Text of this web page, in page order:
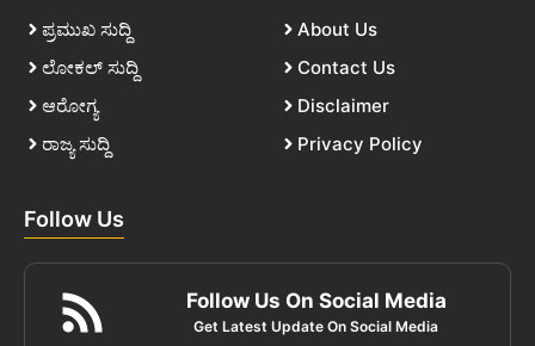
ಪ್ರಮುಖ ಸುದ್ದಿ
ಲೋಕಲ್ ಸುದ್ದಿ
ಆರೋಗ್ಯ
ರಾಜ್ಯ ಸುದ್ದಿ
About Us
Contact Us
Disclaimer
Privacy Policy
Follow Us
Follow Us On Social Media
Get Latest Update On Social Media